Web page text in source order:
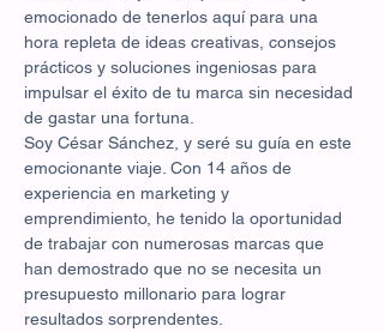
emocionado de tenerlos aquí para una
hora repleta de ideas creativas, consejos
prácticos y soluciones ingeniosas para
impulsar el éxito de tu marca sin necesidad
de gastar una fortuna.
Soy César Sánchez, y seré su guía en este
emocionante viaje. Con 14 años de
experiencia en marketing y
emprendimiento, he tenido la oportunidad
de trabajar con numerosas marcas que
han demostrado que no se necesita un
presupuesto millonario para lograr
resultados sorprendentes.